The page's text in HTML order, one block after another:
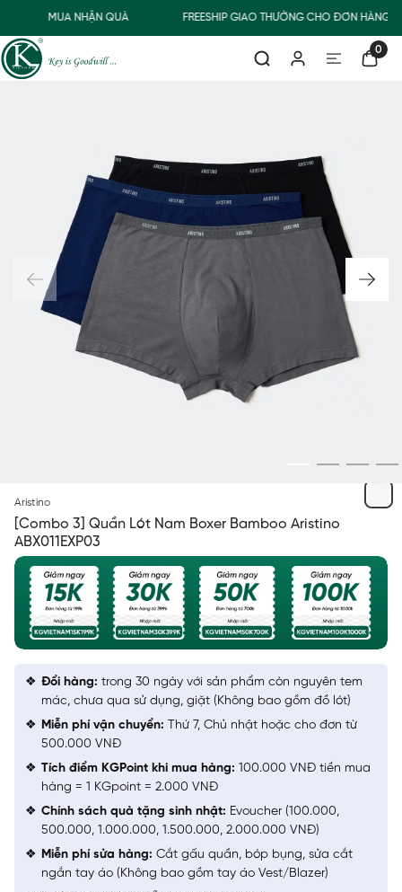
MUA NHẬN QUÀ FREESHIP GIAO THƯỜNG CHO ĐƠN HÀNG
0
Aristino
[Combo 3] Quần Lót Nam Boxer Bamboo Aristino
ABX011EXP03
Đổi hàng: trong 30 ngày với sản phẩm còn nguyên tem
mác, chưa qua sử dụng, giặt (Không bao gồm đồ lót)
Miễn phí vận chuyển: Thứ 7, Chủ nhật hoặc cho đơn từ
500.000 VNĐ
Tích điểm KGPoint khi mua hàng: 100.000 VNĐ tiền mua
hàng = 1 KGpoint = 2.000 VNĐ
Chính sách quà tặng sinh nhật: Evoucher (100.000,
500.000, 1.000.000, 1.500.000, 2.000.000 VNĐ)
Miễn phí sửa hàng: Cắt gấu quần, bóp bụng, sửa cắt
ngắn tay áo (Không bao gồm tay áo Vest/Blazer)